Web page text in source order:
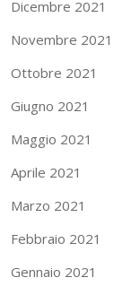
Dicembre 2021
Novembre 2021
Ottobre 2021
Giugno 2021
Maggio 2021
Aprile 2021
Marzo 2021
Febbraio 2021
Gennaio 2021